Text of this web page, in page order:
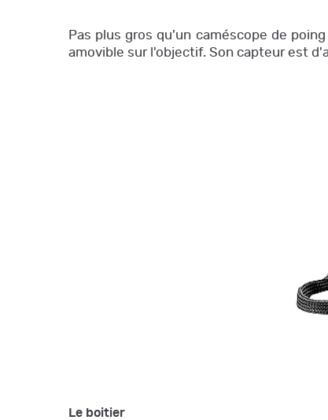
Pas plus gros qu'un caméscope de
amovible sur l'objectif. Son capteur est
Le boitier